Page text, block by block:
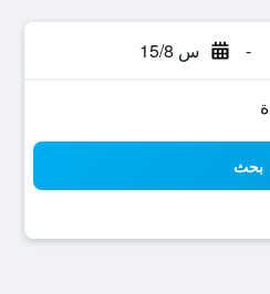
- س 15/8
بحث